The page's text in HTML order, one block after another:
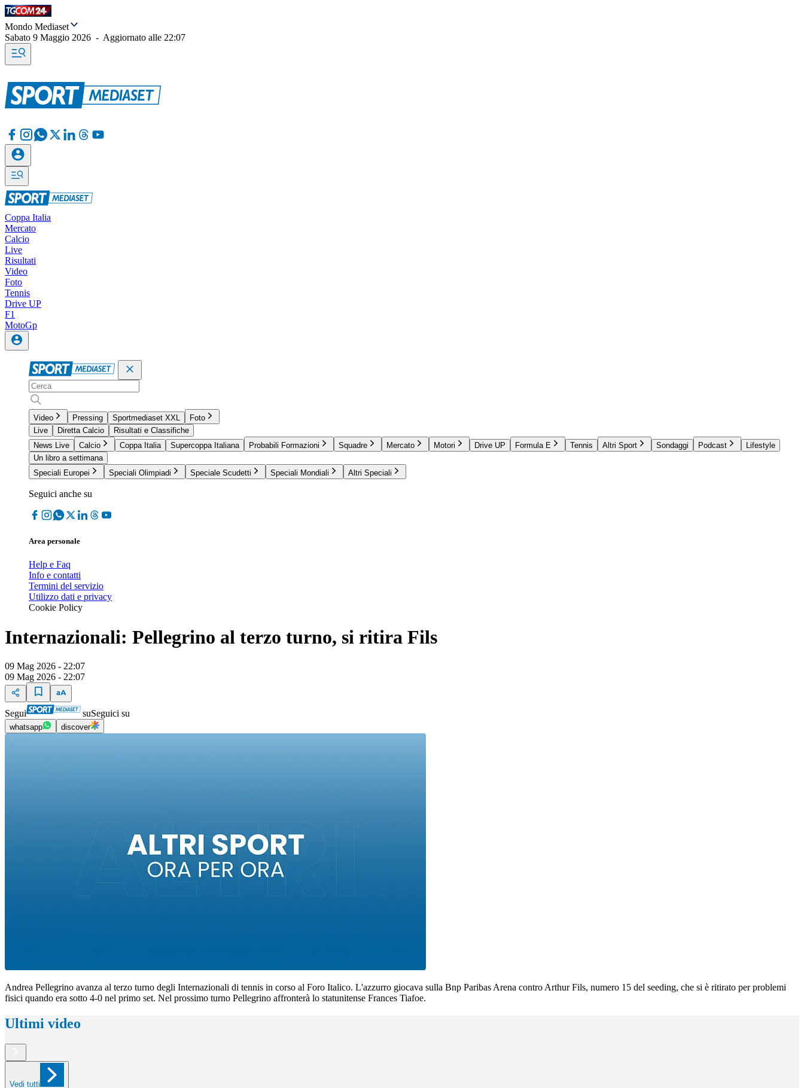
Mondo Mediaset
Sabato 9 Maggio 2026 - Aggiornato alle 22:07
Coppa Italia
Mercato
Calcio
Live
Risultati
Video
Foto
Tennis
Drive UP
F1
MotoGp
Video Pressing Sportmediaset XXL
Foto
Live
Diretta Calcio
Risultati e Classifiche
News Live
Calcio Coppa Italia Supercoppa Italiana Probabili Formazioni Squadre Mercato Motori Drive UP Formula E Tennis Altri Sport Sondaggi Podcast
Lifestyle
Un libro a settimana
Speciali Europei
Speciali Olimpiadi Speciale Scudetti Speciali Mondiali Altri Speciali
Seguici anche su
Area personale
Help e Faq
Info e contatti
Termini del servizio
Utilizzo dati e privacy
Cookie Policy
Internazionali: Pellegrino al terzo turno, si ritira Fils
09 Mag 2026 - 22:07
09 Mag 2026 - 22:07
Segui suSeguici su
whatsapp discover
Andrea Pellegrino avanza al terzo turno degli Internazionali di tennis in corso al Foro Italico. L'azzurro giocava sulla Bnp Paribas Arena contro Arthur Fils, numero 15 del seeding, che si è ritirato per problemi
fisici quando era sotto 4-0 nel primo set. Nel prossimo turno Pellegrino affronterà lo statunitense Frances Tiafoe.
Ultimi video
Vedi tutti